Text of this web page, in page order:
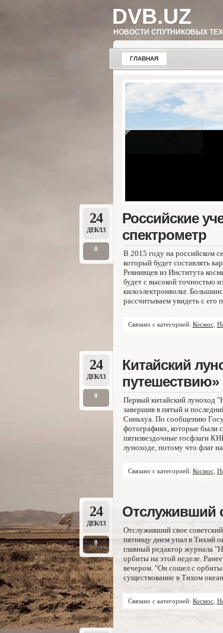
DVB.UZ
НОВОСТИ СПУТНИКОВЫХ
ГЛАВНАЯ
24
ДЕК/13
0
Российские
спектрометр
В 2015 году на российском
который будет составлять
Ревнивцев из Института
будет с высокой точностью
килоэлектронвольт.
рассчитываем увидеть с его
Связано с категорией: Космос,
24
ДЕК/13
0
Китайский
путешествию»
Первый китайский луноход
завершив в пятый и
Синьхуа. По сообщению
фотографиях, которые были
пятизвездочные госфлаги
луноходе, потому что флаг
Связано с категорией: Космос,
24
ДЕК/13
0
Отслуживший
Отслуживший свое
пятницу днем упал в Тихий
главный редактор журнала
орбиты на этой неделе.
вечером. "Он сошел с орбиты
существование в Тихом
Связано с категорией: Космос,